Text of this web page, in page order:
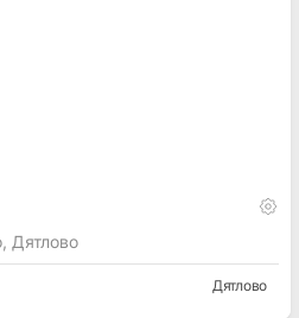
Дятлово
Дятлово